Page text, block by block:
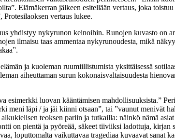
Elämäkerran jälkeen esitellään vertaus, joka
vertaus lukee.
yhdistyy nykyrunon keinoihin. Runojen kuvasto on
ilmaisu taas ammentaa nykyrunoudesta, mikä
ja kuoleman ruumiillistumista yksittäisessä
aiheuttaman surun kokonaisvaltaisuudesta
esimerkki luovan kääntämisen mahdollisuuksista.”
meni läpi / ja jäi kiinni otsaan”, tai ”vaunut menivät
teoksen pariin ja tutkailla: näinkö nämä
on pientä ja pyöreää, säkeet tiiviiksi ladottuja, kirjan
loputtomalta vaikuttavaa tragediaa kuvaavat sanat